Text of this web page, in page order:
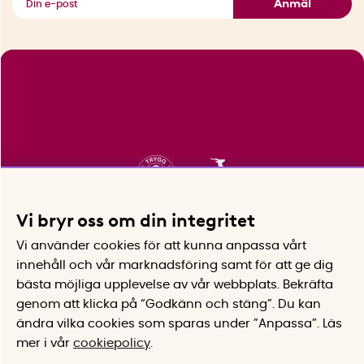
Anmäl
Vi bryr oss om din integritet
Vi använder cookies för att kunna anpassa vårt
innehåll och vår marknadsföring samt för att ge dig
bästa möjliga upplevelse av vår webbplats.
Bekräfta
genom att klicka på “Godkänn och stäng”. Du kan
ändra vilka cookies som sparas under ”Anpassa”.
Läs
mer i vår cookiepolicy